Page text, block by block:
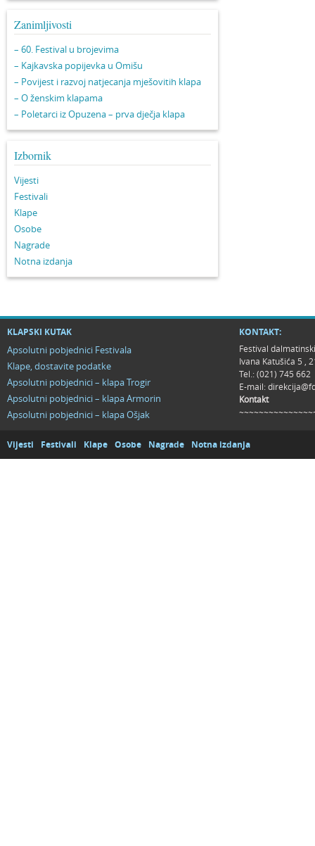
Zanimljivosti
– 60. Festival u brojevima
– Kajkavska popijevka u Omišu
– Povijest i razvoj natjecanja mješovitih klapa
– O ženskim klapama
– Poletarci iz Opuzena – prva dječja klapa
Izbornik
Vijesti
Festivali
Klape
Osobe
Nagrade
Notna izdanja
KLAPSKI KUTAK
Apsolutni pobjednici Festivala
Klape, dostavite podatke
Apsolutni pobjednici – klapa Trogir
Apsolutni pobjednici – klapa Armorin
Apsolutni pobjednici – klapa Ošjak
KONTAKT:
Festival
Ivana Katušića 5 ,
Tel.: (021) 745 662
E-mail:
Kontakt
Vijesti Festivali Klape Osobe Nagrade Notna izdanja